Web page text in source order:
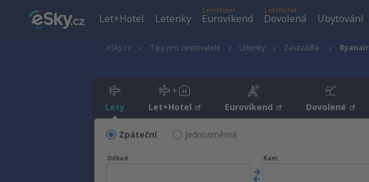
Let+Hotel Letenky
Let+Hotel
Eurovíkend
Let+Hotel
Dovolená Ubytování
eSky.cz Tipy pro cestovatele Letenky Zavazadla Ryanair
Lety Let+Hotel Eurovíkend Dovolené
Zpáteční Jednosměrná
Odkud Kam